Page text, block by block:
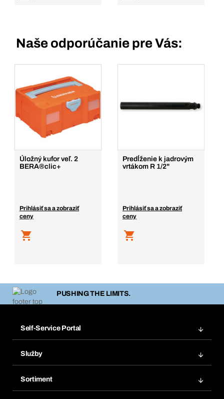
Naše odporúčanie pre Vás:
Úložný kufor veľ. 2
BERA®clic+
Prihlásiť sa a zobraziť
ceny
Predĺženie k jadrovým
vrtákom R 1/2"
Prihlásiť sa a zobraziť
ceny
PUSHING THE LIMITS.
Self-Service Portal
Obľúbené
Opakované objednávky
Služby
Sortiment